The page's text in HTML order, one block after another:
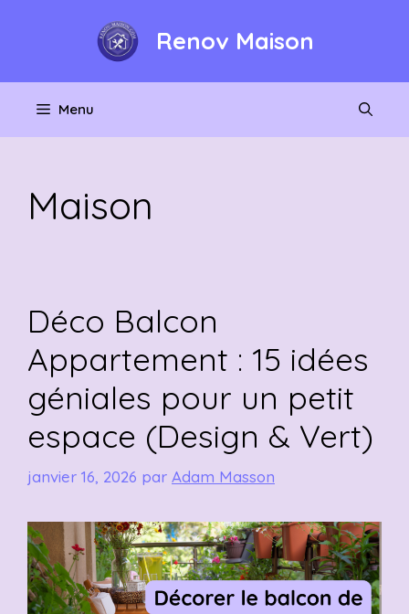
Renov Maison
Menu
Maison
Déco Balcon
Appartement : 15 idées
géniales pour un petit
espace (Design & Vert)
janvier 16, 2026 par Adam Masson